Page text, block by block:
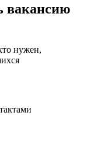
вакансию
нужен,